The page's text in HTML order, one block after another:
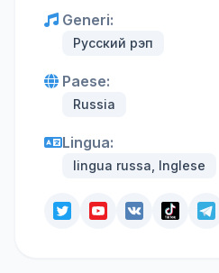
Generi:
Русский рэп
Paese:
Russia
Lingua:
lingua russa, Inglese